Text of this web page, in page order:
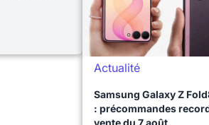
Actualité
Samsung Galaxy Z
: précommandes
vente du 7 août